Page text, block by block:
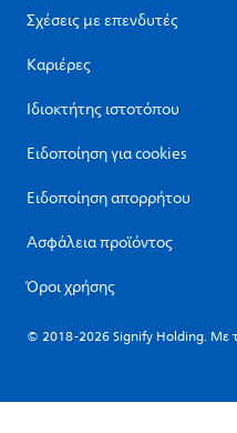
Σχέσεις με επενδυτές
Καριέρες
Ιδιοκτήτης ιστοτόπου
Ειδοποίηση για cookies
Ειδοποίηση απορρήτου
Ασφάλεια προϊόντος
Όροι χρήσης
© 2018-2026 Signify Holding. Με